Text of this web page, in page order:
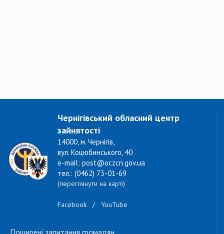
Чернігівський обласний центр
зайнятості
14000, м. Чернігів,
вул. Коцюбинського, 40
e-mail: post@oczcn.gov.ua
тел.: (0462) 73-01-69
(переглянути на карті)
Facebook / YouTube
Поширені запитання громадян